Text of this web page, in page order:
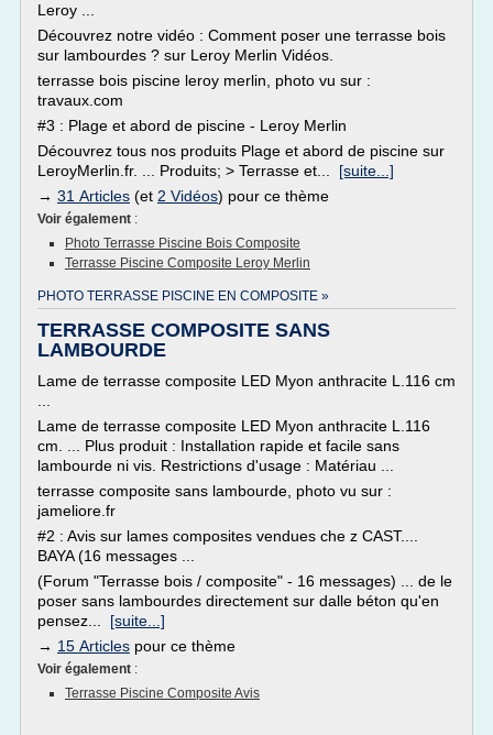
Leroy ...
Découvrez notre vidéo : Comment poser une terrasse bois
sur lambourdes ? sur Leroy Merlin Vidéos.
terrasse bois piscine leroy merlin, photo vu sur :
travaux.com
#3 : Plage et abord de piscine - Leroy Merlin
Découvrez tous nos produits Plage et abord de piscine sur
LeroyMerlin.fr. ... Produits; > Terrasse et... [suite...]
→ 31 Articles (et 2 Vidéos) pour ce thème
Voir également :
Photo Terrasse Piscine Bois Composite
Terrasse Piscine Composite Leroy Merlin
PHOTO TERRASSE PISCINE EN COMPOSITE »
TERRASSE COMPOSITE SANS
LAMBOURDE
Lame de terrasse composite LED Myon anthracite L.116 cm
Lame de terrasse composite LED Myon anthracite L.116
cm. ... Plus produit : Installation rapide et facile sans
lambourde ni vis. Restrictions d'usage : Matériau ...
terrasse composite sans lambourde, photo vu sur :
jameliore.fr
#2 : Avis sur lames composites vendues che z CAST....
BAYA (16 messages ...
(Forum "Terrasse bois / composite" - 16 messages) ... de le
poser sans lambourdes directement sur dalle béton qu'en
pensez... [suite...]
→ 15 Articles pour ce thème
Voir également :
Terrasse Piscine Composite Avis